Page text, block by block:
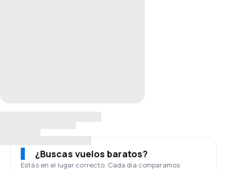
¿Buscas vuelos baratos?
Estás en el lugar correcto. Cada día comparamos